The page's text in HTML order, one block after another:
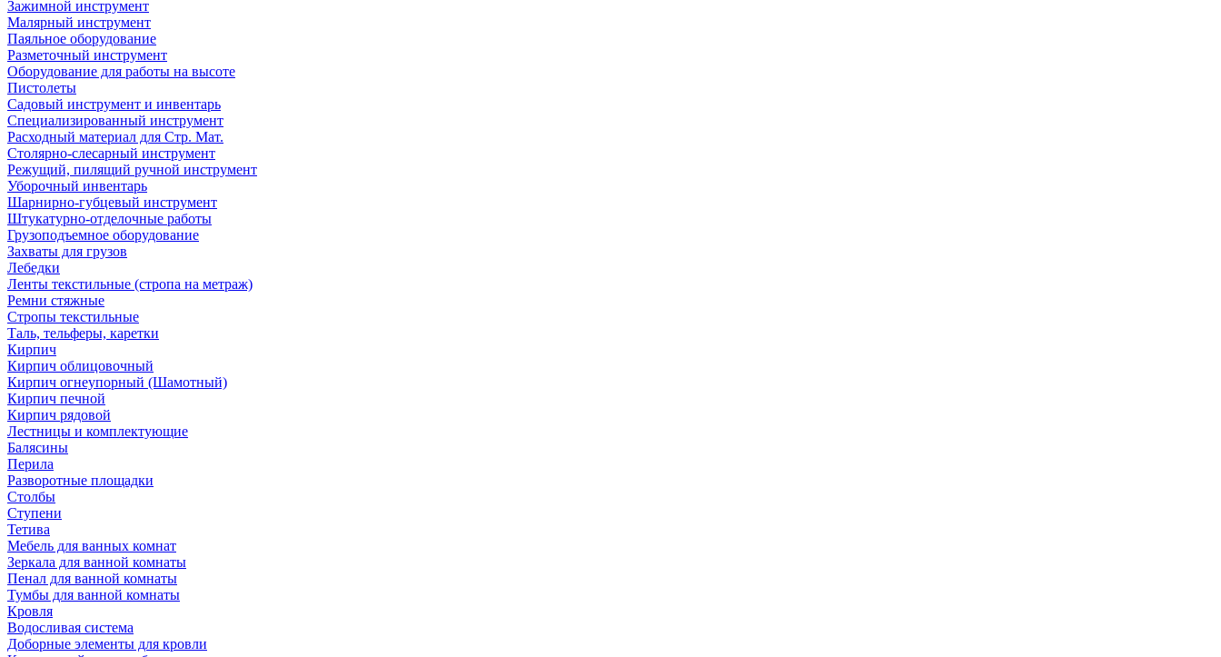
Зажимной инструмент
Малярный инструмент
Паяльное оборудование
Разметочный инструмент
Оборудование для работы на высоте
Пистолеты
Садовый инструмент и инвентарь
Специализированный инструмент
Расходный материал для Стр. Мат.
Столярно-слесарный инструмент
Режущий, пилящий ручной инструмент
Уборочный инвентарь
Шарнирно-губцевый инструмент
Штукатурно-отделочные работы
Грузоподъемное оборудование
Захваты для грузов
Лебедки
Ленты текстильные (стропа на метраж)
Ремни стяжные
Стропы текстильные
Таль, тельферы, каретки
Кирпич
Кирпич облицовочный
Кирпич огнеупорный (Шамотный)
Кирпич печной
Кирпич рядовой
Лестницы и комплектующие
Балясины
Перила
Разворотные площадки
Столбы
Ступени
Тетива
Мебель для ванных комнат
Зеркала для ванной комнаты
Пенал для ванной комнаты
Тумбы для ванной комнаты
Кровля
Водосливая система
Доборные элементы для кровли